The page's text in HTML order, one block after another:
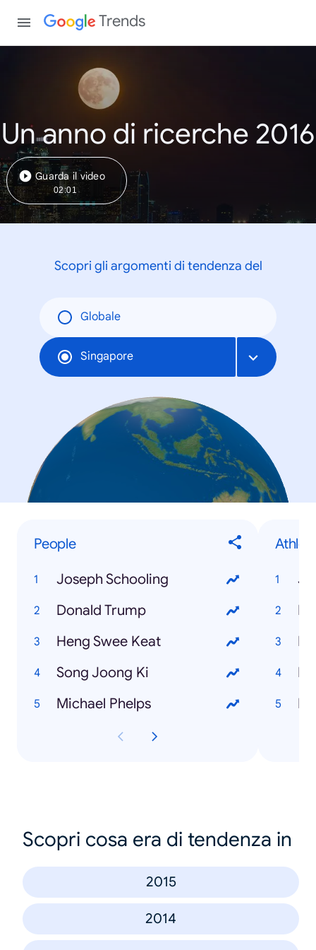
Trends
Un anno di ricerche 2016
Guarda il video
02:01
Scopri gli argomenti di tendenza del
Globale
Singapore
People
Joseph Schooling
Donald Trump
Heng Swee Keat
Song Joong Ki
Michael Phelps
Scopri cosa era di tendenza in
2015
2014